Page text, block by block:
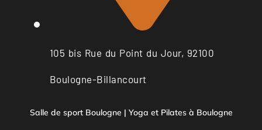
105 bis Rue du Point du Jour, 92100
Boulogne-Billancourt
Salle de sport Boulogne | Yoga et Pilates à Boulogne